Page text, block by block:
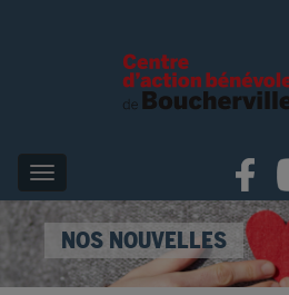
NOS NOUVELLES